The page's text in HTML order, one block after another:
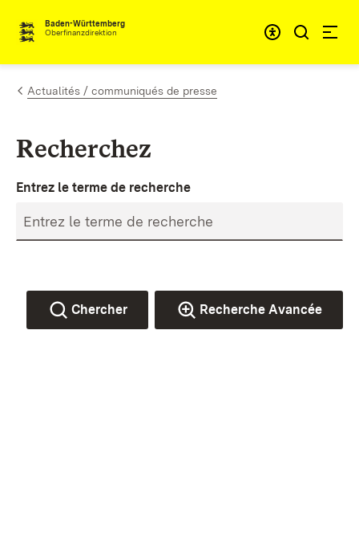
Passer au contenu
Baden-Württemberg
Oberfinanzdirektion
Actualités / communiqués de presse
Recherchez
Entrez le terme de recherche
Chercher Recherche Avancée